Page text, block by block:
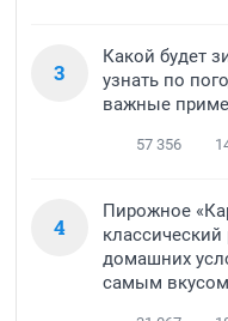
3
Какой будет
узнать по
важные
57 356
4
Пирожное
классический
домашних
самым вкусом